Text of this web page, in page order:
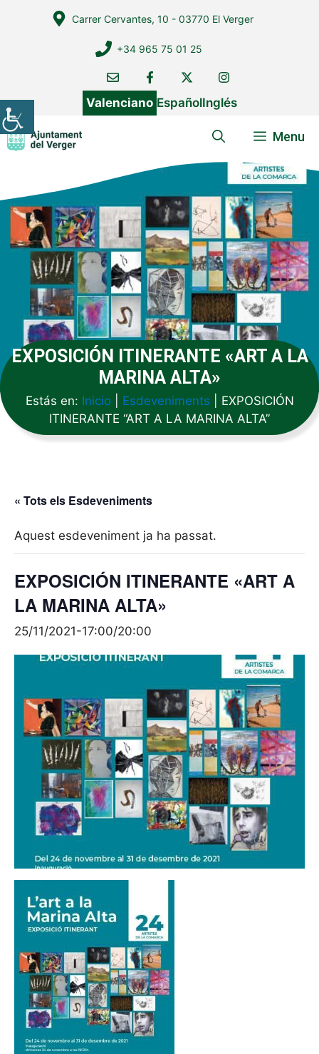
Carrer Cervantes, 10 - 03770 El Verger
+34 965 75 01 25
Valenciano EspañolInglés
Menu
EXPOSICIÓN ITINERANTE «ART A LA
MARINA ALTA»
Estás en: Inicio| Esdeveniments
EXPOSICIÓN
ITINERANTE “ART A LA MARINA ALTA”
« Tots els Esdeveniments
Aquest esdeveniment ja ha passat.
EXPOSICIÓN ITINERANTE «ART A
LA MARINA ALTA»
25/11/2021-17:00/20:00